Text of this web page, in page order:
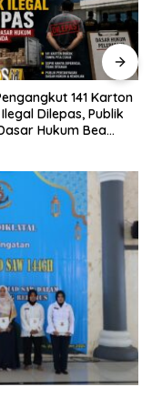
Sambut HUT
RI ke-81, Polres
Hadirkan Gerakan